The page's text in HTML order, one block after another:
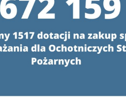
infolinię,
oraz wyjaśniać
od poniedziałku do
godzinachod 8:00 do